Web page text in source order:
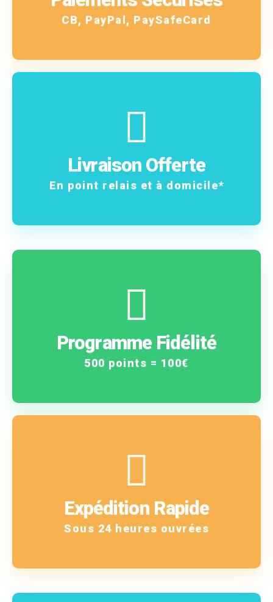
CB, PayPal, PaySafeCard
Oui, nous les acceptons
Livraison Offerte
En point relais et à domicile*
Vos commandes sans
frais !
Programme Fidélité
500 points = 100€
Plus vous achetez, plus
vous gagnez !
Expédition Rapide
Sous 24 heures ouvrées
Vous êtes notre priorité
!